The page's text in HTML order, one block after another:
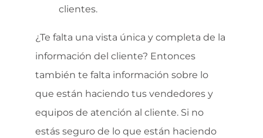
clientes.
¿Te falta una vista única y completa de la
información del cliente? Entonces
también te falta información sobre lo
que están haciendo tus vendedores y
equipos de atención al cliente. Si no
estás seguro de lo que están haciendo